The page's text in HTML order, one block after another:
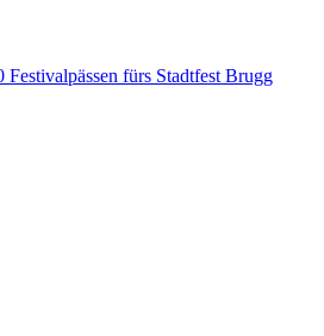
fürs Stadtfest Brugg